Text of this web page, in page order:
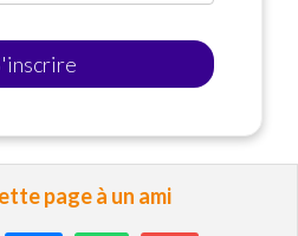
page à un ami